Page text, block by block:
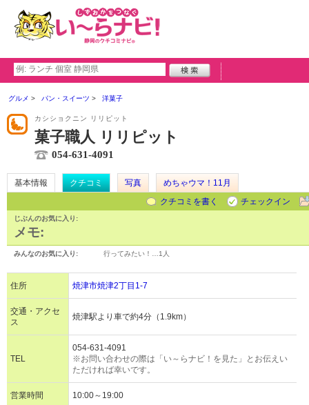
グルメ パン・スイーツ 洋菓子
カシショクニン リリピット
菓子職人 リリピット
054-631-4091
基本情報 クチコミ 写真
めちゃウマ！11月
クチコミを書く
チェックイン
じぶんのお気に入り:
メモ:
みんなのお気に入り: 行ってみたい！… 1人
住所 焼津市焼津2丁目1-7
交通・アクセ
ス
焼津駅より車で約4分（1.9km）
TEL
054-631-4091
※お問い合わせの際は「い～らナビ！を見た」とお伝えい
ただければ幸いです。
営業時間 10:00～19:00